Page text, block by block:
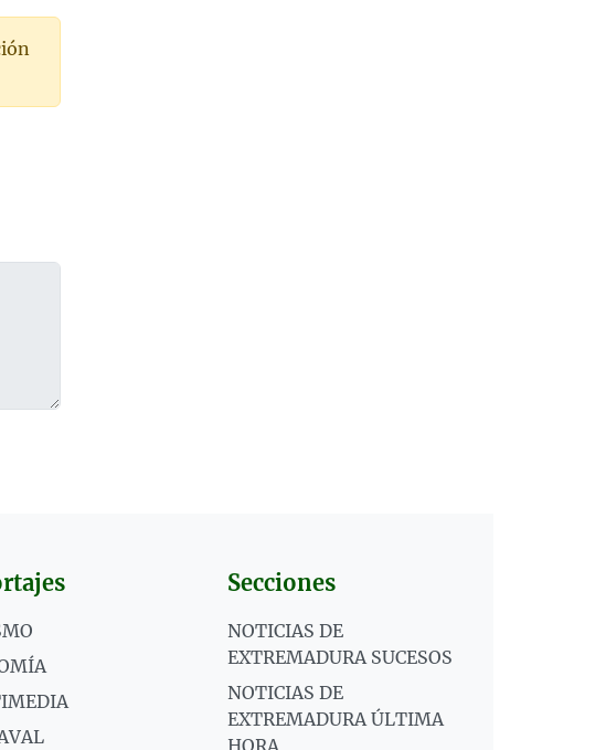
Secciones
NOTICIAS DE
EXTREMADURA SUCESOS
NOTICIAS DE
EXTREMADURA ÚLTIMA
HORA